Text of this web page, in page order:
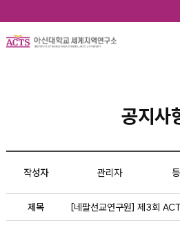
공지사
작성자 관리자
제목 [네팔선교연구원] 제3회